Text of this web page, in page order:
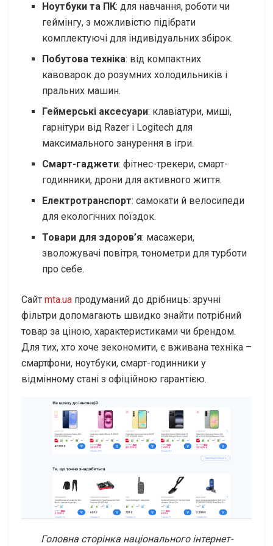
Ноутбуки та ПК: для навчання, роботи чи
геймінгу, з можливістю підібрати
комплектуючі для індивідуальних збірок.
Побутова техніка: від компактних
кавоварок до розумних холодильників і
пральних машин.
Геймерські аксесуари: клавіатури, миші,
гарнітури від Razer і Logitech для
максимального занурення в ігри.
Смарт-гаджети: фітнес-трекери, смарт-
годинники, дрони для активного життя.
Електротранспорт: самокати й велосипеди
для екологічних поїздок.
Товари для здоров’я: масажери,
зволожувачі повітря, тонометри для турботи
про себе.
Сайт mta.ua продуманий до дрібниць: зручні
фільтри допомагають швидко знайти потрібний
товар за ціною, характеристиками чи брендом.
Для тих, хто хоче зекономити, є вживана техніка –
смартфони, ноутбуки, смарт-годинники у
відмінному стані з офіційною гарантією.
Головна сторінка національного інтернет-